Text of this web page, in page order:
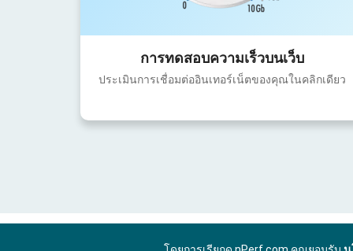
การทดสอบความเร็วบนเว็บ
ประเมินการเชื่อมต่ออินเทอร์เน็ตของคุณในคลิกเดียว